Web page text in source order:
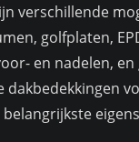
verschillende
golfplaten,
en nadelen,
dakbedekkingen